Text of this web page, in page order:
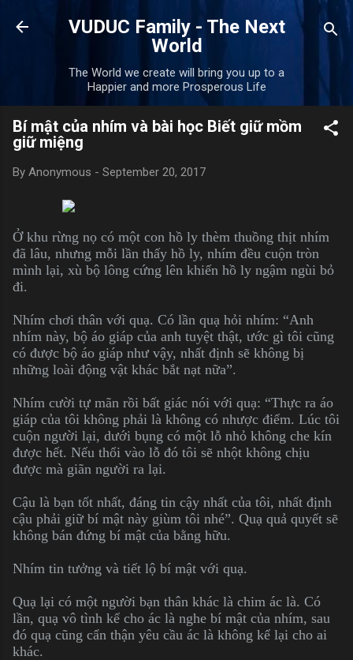
Skip to main content
VUDUC Family - The Next
World
The World we create will bring you up to a
Happier and more Prosperous Life
Bí mật của nhím và bài học Biết giữ mồm
giữ miệng
By Anonymous - September 20, 2017
Ở khu rừng nọ có một con hồ ly thèm thuồng thịt nhím
đã lâu, nhưng mỗi lần thấy hồ ly, nhím đều cuộn tròn
mình lại, xù bộ lông cứng lên khiến hồ ly ngậm ngùi bỏ
đi.
Nhím chơi thân với quạ. Có lần quạ hỏi nhím: “Anh
nhím này, bộ áo giáp của anh tuyệt thật, ước gì tôi cũng
có được bộ áo giáp như vậy, nhất định sẽ không bị
những loài động vật khác bắt nạt nữa”.
Nhím cười tự mãn rồi bất giác nói với quạ: “Thực ra áo
giáp của tôi không phải là không có nhược điểm. Lúc tôi
cuộn người lại, dưới bụng có một lỗ nhỏ không che kín
được hết. Nếu thổi vào lỗ đó tôi sẽ nhột không chịu
được mà giãn người ra lại.
Cậu là bạn tốt nhất, đáng tin cậy nhất của tôi, nhất định
cậu phải giữ bí mật này giùm tôi nhé”. Quạ quả quyết sẽ
không bán đứng bí mật của bằng hữu.
Nhím tin tưởng và tiết lộ bí mật với quạ.
Quạ lại có một người bạn thân khác là chim ác là. Có
lần, quạ vô tình kể cho ác là nghe bí mật của nhím, sau
đó quạ cũng cẩn thận yêu cầu ác là không kể lại cho ai
khác.